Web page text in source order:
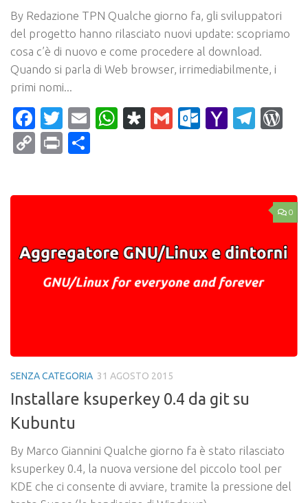
By Redazione TPN Qualche giorno fa, gli sviluppatori
del progetto hanno rilasciato nuovi update: scopriamo
cosa c’è di nuovo e come procedere al download.
Quando si parla di Web browser, irrimediabilmente, i
primi nomi...
Facebook
Twitter
EmailWhatsApp
Diaspora
Gmail Yahoo
CopyPrint
0
SENZA CATEGORIA 31 AGOSTO 2015
Installare ksuperkey 0.4 da git su
Kubuntu
By Marco Giannini Qualche giorno fa è stato rilasciato
ksuperkey 0.4, la nuova versione del piccolo tool per
KDE che ci consente di avviare, tramite la pressione del